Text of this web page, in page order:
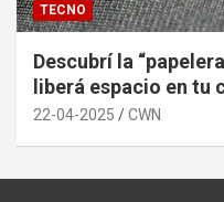
TECNO
Descubrí la
liberá espacio en tu
22-04-2025 CWN